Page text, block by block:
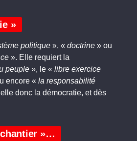
»
politique », « doctrine » ou
». Elle requiert la
peuple », le « libre exercice
encore « la responsabilité
donc la démocratie, et dès
»…